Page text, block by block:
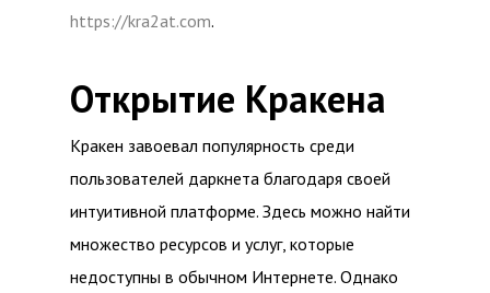
https://kra2at.com.
Открытие Кракена
Кракен завоевал популярность среди
пользователей даркнета благодаря своей
интуитивной платформе. Здесь можно найти
множество ресурсов и услуг, которые
недоступны в обычном Интернете. Однако